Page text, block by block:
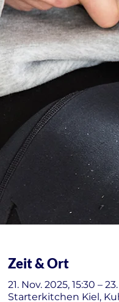
Zeit & Ort
21. Nov. 2025, 15:30 –
Starterkitchen Kiel,